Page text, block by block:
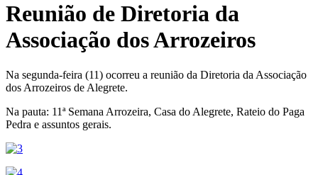
Reunião de Diretoria da
Associação dos Arrozeiros
Na segunda-feira (11) ocorreu a reunião da Diretoria da Associação
dos Arrozeiros de Alegrete.
Na pauta: 11ª Semana Arrozeira, Casa do Alegrete, Rateio do Paga
Pedra e assuntos gerais.